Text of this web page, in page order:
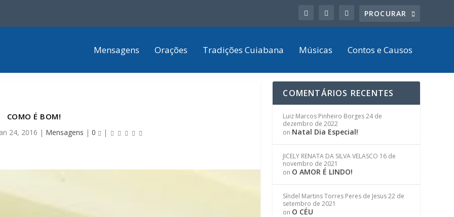
Mensagens Orações Tradições Cuiabana Músicas Contos e Causos
COMO É BOM!
24, 2016 | Mensagens |0 |
COMENTÁRIOS RECENTES
Luiz Marcos Pinheiro Borges24 de
dezembro de 2022
on Natal Dia Especial!
JICELY RENATA DA SILVA VELASCO 16 de
novembro de 2021
on O AMOR É LINDO!
Síndel Martins Torres Peres de Jesus22 de
setembro de 2021
on O CÉU